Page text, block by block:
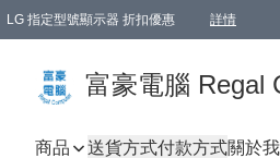
LG 指定型號顯示器 折扣優惠 詳情
富豪電腦 Regal
商品 送貨方式付款方式關於